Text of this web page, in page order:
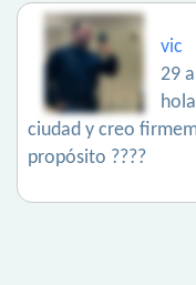
vic
29
ciudad y creo
propósito ????